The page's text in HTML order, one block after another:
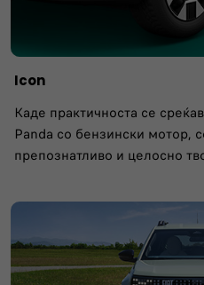
Icon
Каде практичноста се
Panda со бензински мотор,
препознатливо и целосно